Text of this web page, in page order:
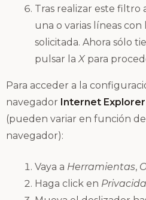
Tras realizar este filtro
una o varias líneas con
solicitada. Ahora sólo
pulsar laX para
Para acceder a la
navegador Internet Explorer
(pueden variar en función de
navegador):
Vaya a Herramientas,
Haga click en